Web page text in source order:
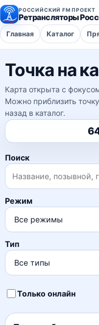
РОССИЙСКИЙ FM ПРОЕКТ
Ретрансляторы
Главная Каталог
Точка на
Карта открыта с
Можно приблизить
назад в каталог.
Поиск
Режим
Тип
Только онлайн